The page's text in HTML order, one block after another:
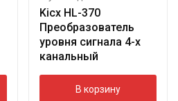
Kicx HL-370
Преобразователь
уровня сигнала 4-х
канальный
В корзину